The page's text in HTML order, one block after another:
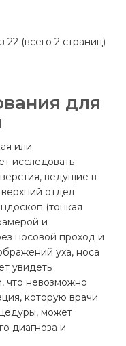
22 (всего 2 страниц)
для
или
исследовать
ведущие в
отдел
(тонкая
и
носовой проход и
уха, носа
увидеть
что невозможно
которую врачи
может
диагноза и